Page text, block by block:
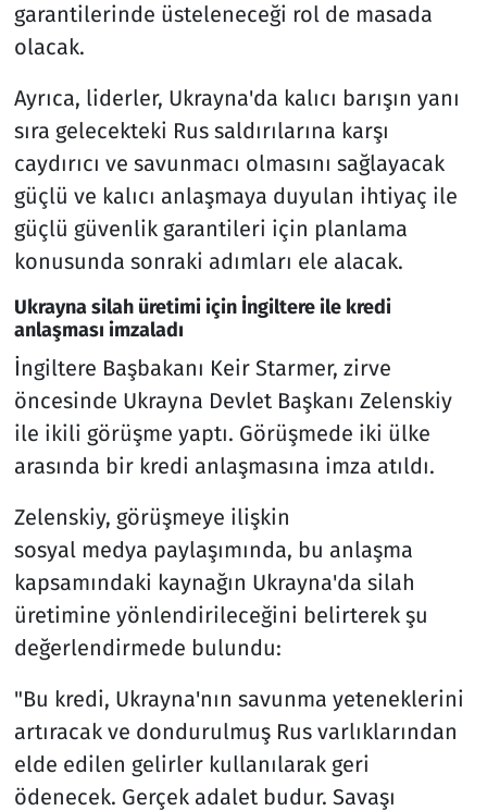
garantilerinde üsteleneceği rol de masada
olacak.
Ayrıca, liderler, Ukrayna'da kalıcı barışın yanı
sıra gelecekteki Rus saldırılarına karşı
caydırıcı ve savunmacı olmasını sağlayacak
güçlü ve kalıcı anlaşmaya duyulan ihtiyaç ile
güçlü güvenlik garantileri için planlama
konusunda sonraki adımları ele alacak.
Ukrayna silah üretimi için İngiltere ile kredi
anlaşması imzaladı
İngiltere Başbakanı Keir Starmer, zirve
öncesinde Ukrayna Devlet Başkanı Zelenskiy
ile ikili görüşme yaptı. Görüşmede iki ülke
arasında bir kredi anlaşmasına imza atıldı.
Zelenskiy, görüşmeye ilişkin
sosyal medya paylaşımında, bu anlaşma
kapsamındaki kaynağın Ukrayna'da silah
üretimine yönlendirileceğini belirterek şu
değerlendirmede bulundu:
"Bu kredi, Ukrayna'nın savunma yeteneklerini
artıracak ve dondurulmuş Rus varlıklarından
elde edilen gelirler kullanılarak geri
ödenecek. Gerçek adalet budur. Savaşı